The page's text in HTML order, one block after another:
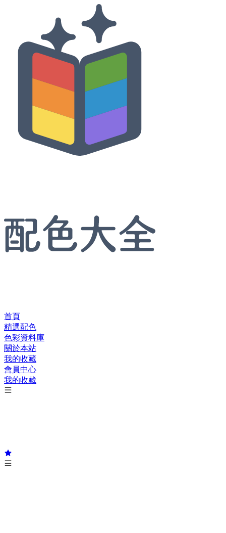
首頁
精選配色
色彩資料庫
關於本站
我的收藏
會員中心
我的收藏